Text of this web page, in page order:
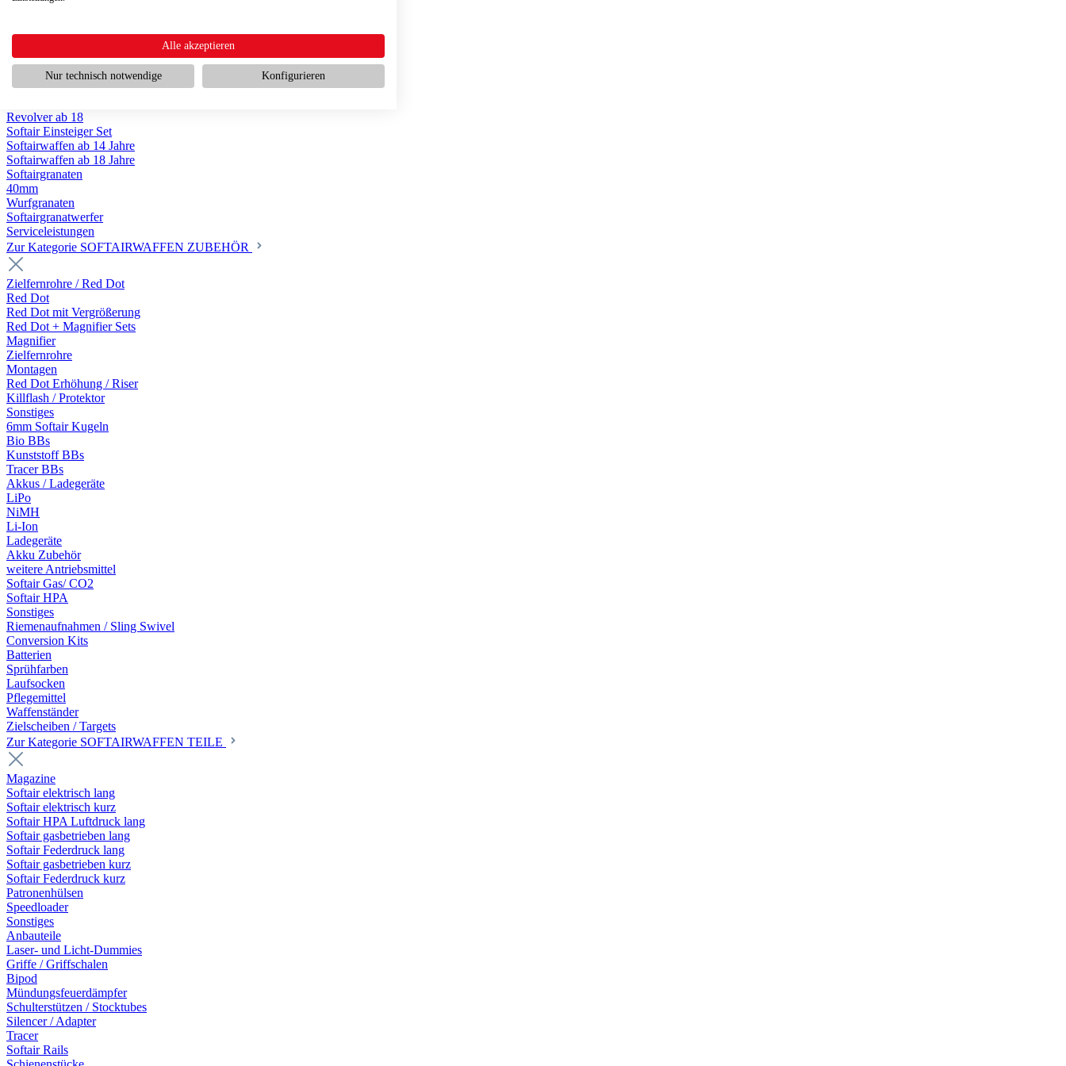
Scharfschützengewehr ab 18
Softair Pistolen
Softair Pistolen elektrisch ab 14
Softair Pistolen Federdruck ab 14
Softair Pistolen HPA Luftdruck ab 18
Revolver ab 18
Softair Einsteiger Set
Softairwaffen ab 14 Jahre
Softairwaffen ab 18 Jahre
Softairgranaten
40mm
Wurfgranaten
Softairgranatwerfer
Serviceleistungen
Zur Kategorie SOFTAIRWAFFEN ZUBEHÖR
Zielfernrohre / Red Dot
Red Dot
Red Dot mit Vergrößerung
Red Dot + Magnifier Sets
Magnifier
Zielfernrohre
Montagen
Red Dot Erhöhung / Riser
Killflash / Protektor
Sonstiges
6mm Softair Kugeln
Bio BBs
Kunststoff BBs
Tracer BBs
Akkus / Ladegeräte
LiPo
NiMH
Li-Ion
Ladegeräte
Akku Zubehör
weitere Antriebsmittel
Softair Gas/ CO2
Softair HPA
Sonstiges
Riemenaufnahmen / Sling Swivel
Conversion Kits
Batterien
Sprühfarben
Laufsocken
Pflegemittel
Waffenständer
Zielscheiben / Targets
Zur Kategorie SOFTAIRWAFFEN TEILE
Magazine
Softair elektrisch lang
Softair elektrisch kurz
Softair HPA Luftdruck lang
Softair gasbetrieben lang
Softair Federdruck lang
Softair gasbetrieben kurz
Softair Federdruck kurz
Patronenhülsen
Speedloader
Sonstiges
Anbauteile
Laser- und Licht-Dummies
Griffe / Griffschalen
Bipod
Mündungsfeuerdämpfer
Schulterstützen / Stocktubes
Silencer / Adapter
Tracer
Softair Rails
Alle akzeptieren
Nur technisch notwendige Konfigurieren